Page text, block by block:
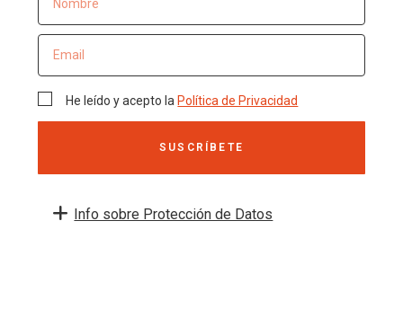
He leído y acepto laPolítica de Privacidad
SUSCRÍBETE
Info sobre Protección de Datos